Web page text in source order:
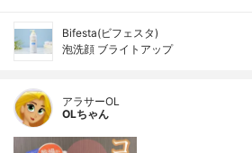
Bifesta(ビフェスタ)
泡洗顔 ブライトアップ
アラサーOL
OLちゃん